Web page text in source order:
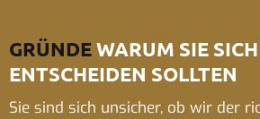
GRÜNDEWARUM SIE
ENTSCHEIDEN SOLLTEN
Sie sind sich unsicher, ob wir der